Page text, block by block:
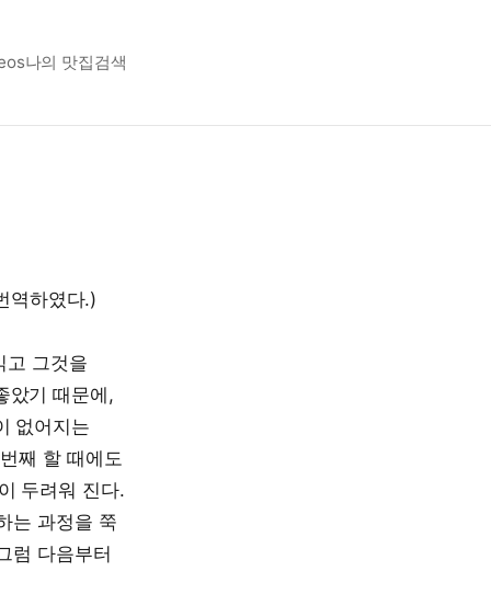
나의 맛집검색
역하였다.)
고 그것을
았기 때문에,
없어지는
째 할 때에도
두려워 진다.
는 과정을 쭉
럼 다음부터